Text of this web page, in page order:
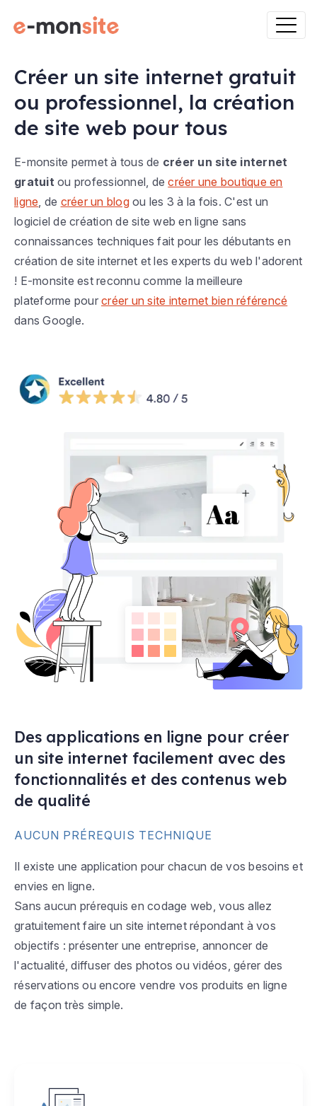
Créer un site internet gratuit
ou professionnel, la création
de site web pour tous
E-monsite permet à tous de créer un site internet
gratuit ou professionnel, decréer une boutique en
ligne , de créer un blogou les 3 à la fois. C'est un
logiciel de création de site web en ligne sans
connaissances techniques fait pour les débutants en
création de site internet et les experts du web l'adorent
! E-monsite est reconnu comme la meilleure
plateforme pour créer un site internet bien référencé
dans Google.
Des applications en ligne pour créer
un site internet facilement avec des
fonctionnalités et des contenus web
de qualité
AUCUN PRÉREQUIS TECHNIQUE
Il existe une application pour chacun de vos besoins et
envies en ligne.
Sans aucun prérequis en codage web, vous allez
gratuitement faire un site internet répondant à vos
objectifs : présenter une entreprise, annoncer de
l'actualité, diffuser des photos ou vidéos, gérer des
réservations ou encore vendre vos produits en ligne
de façon très simple.